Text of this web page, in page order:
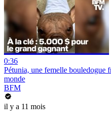
0:36
Pétunia, une femelle bouledogue
monde
BFM
il y a 11 mois